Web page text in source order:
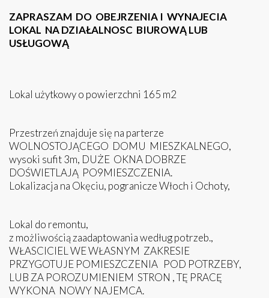
ZAPRASZAM DO OBEJRZENIA I WYNAJECIA
LOKAL NA DZIAŁALNOSC BIUROWĄ LUB
USŁUGOWĄ
Lokal użytkowy o powierzchni 165 m2
Przestrzeń znajduje się na parterze
WOLNOSTOJĄCEGO DOMU MIESZKALNEGO,
wysoki sufit 3m, DUŻE OKNA DOBRZE
DOŚWIETLAJĄ PO9MIESZCZENIA.
Lokalizacja na Okęciu, pogranicze Włoch i Ochoty,
Lokal do remontu,
z możliwością zaadaptowania według potrzeb.,
WŁASCICIEL WE WŁASNYM ZAKRESIE
PRZYGOTUJE POMIESZCZENIA POD POTRZEBY,
LUB ZA POROZUMIENIEM STRON , TĘ PRACĘ
WYKONA NOWY NAJEMCA.